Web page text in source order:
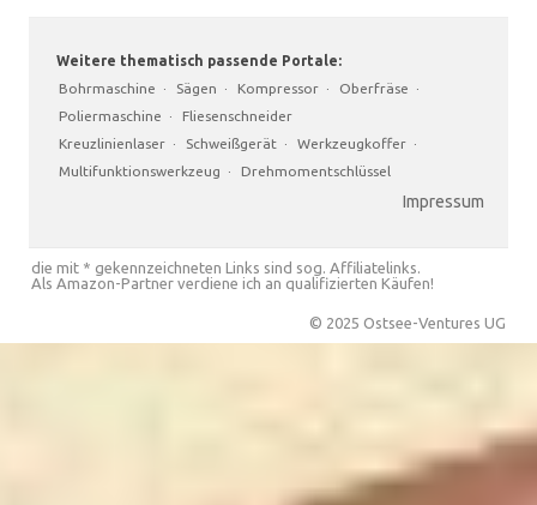
Weitere thematisch passende Portale:
Bohrmaschine · Sägen · Kompressor · Oberfräse ·
Poliermaschine ·
Fliesenschneider
Kreuzlinienlaser · Schweißgerät · Werkzeugkoffer ·
Multifunktionswerkzeug · Drehmomentschlüssel
Impressum
die mit * gekennzeichneten Links sind sog. Affiliatelinks.
Als Amazon-Partner verdiene ich an qualifizierten Käufen!
© 2025 Ostsee-Ventures UG